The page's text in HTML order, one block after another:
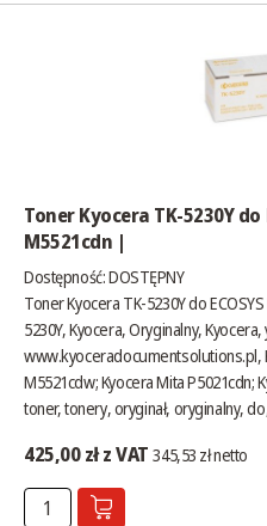
Toner Kyocera TK-5230Y do
M5521cdn |
Dostępność:DOSTĘPNY
Toner Kyocera TK-5230Y do
5230Y, Kyocera, Oryginalny,
www.kyoceradocumentsolutions.pl,
M5521cdw; Kyocera Mita P5021cdn;
toner, tonery, oryginał, oryginalny,
425,00 zł z VAT 345,53 zł netto